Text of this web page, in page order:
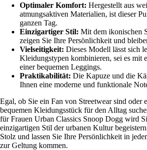
Optimaler Komfort: Hergestellt aus
atmungsaktiven Materialien, ist dieser
ganzen Tag.
Einzigartiger Stil: Mit dem ikonischen
zeigen Sie Ihre Persönlichkeit und
Vielseitigkeit: Dieses Modell lässt sich
Kleidungstypen kombinieren, sei es mit
einer bequemen Leggings.
Praktikabilität: Die Kapuze und die
Ihnen eine moderne und funktionale
Egal, ob Sie ein Fan von Streetwear sind oder
bequemen Kleidungsstück für den Alltag
für Frauen Urban Classics Snoop Dogg wird
einzigartigen Stil der urbanen Kultur
Stolz und lassen Sie Ihre Persönlichkeit in
zur Geltung kommen.